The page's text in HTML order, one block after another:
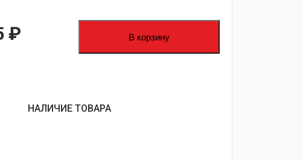
₽ В корзину
НАЛИЧИЕ ТОВАРА